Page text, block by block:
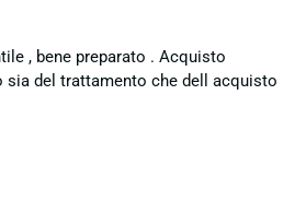
, bene preparato . Acquisto
sia del trattamento che dell acquisto